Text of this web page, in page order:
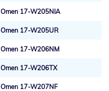
Omen 17-W205NIA
Omen 17-W205UR
Omen 17-W206NM
Omen 17-W206TX
Omen 17-W207NF